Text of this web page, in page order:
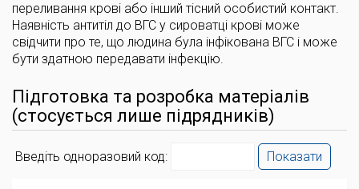
переливання крові або інший тісний особистий контакт.
Наявність антитіл до ВГС у сироватці крові може
свідчити про те, що людина була інфікована ВГС і може
бути здатною передавати інфекцію.
Підготовка та розробка матеріалів
(стосується лише підрядників)
Введіть одноразовий код: Показати